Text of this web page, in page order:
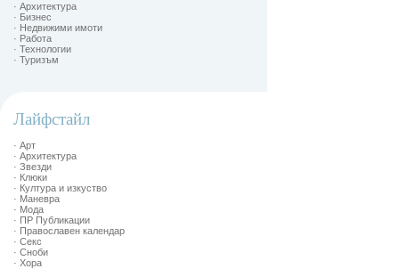
· Архитектура
· Бизнес
· Недвижими имоти
· Работа
· Технологии
· Туризъм
Лайфстайл
· Арт
· Архитектура
· Звезди
· Клюки
· Култура и изкуство
· Маневра
· Мода
· ПР Публикации
· Православен календар
· Секс
· Сноби
· Хора